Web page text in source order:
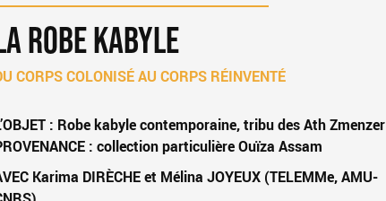
ROBE KABYLE
CORPS COLONISÉ AU CORPS RÉINVENTÉ
: Robe kabyle contemporaine, tribu des Ath Zmenzer
: collection particulière Ouïza Assam
Karima DIRÈCHE et Mélina JOYEUX (TELEMMe, AMU-